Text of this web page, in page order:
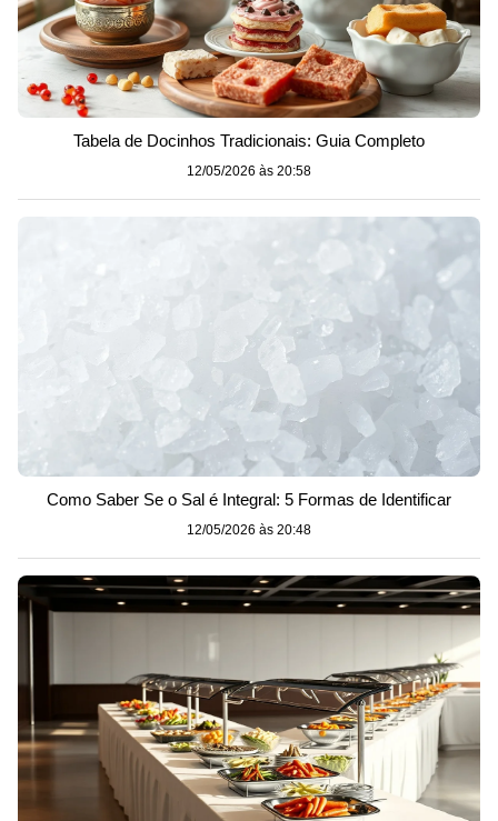
Tabela de Docinhos Tradicionais: Guia Completo
12/05/2026 às 20:58
Como Saber Se o Sal é Integral: 5 Formas de Identificar
12/05/2026 às 20:48